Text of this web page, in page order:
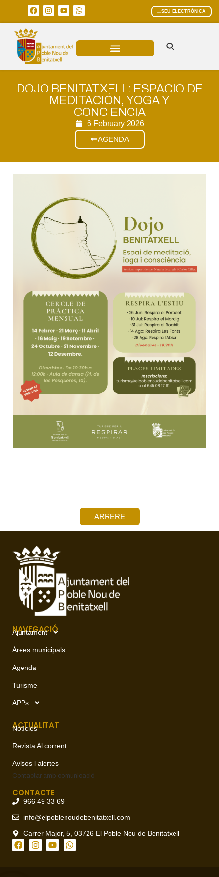
SEU ELECTRÒNICA
DOJO BENITATXELL: ESPACIO DE
MEDITACIÓN, YOGA Y
CONCIENCIA
6 February 2026
AGENDA
ARRERE
NAVEGACIÓ
Ajuntament
Àrees municipals
Agenda
Turisme
APPs
ACTUALITAT
Notícies
Revista Al corrent
Avisos i alertes
Contactar amb comunicació
CONTACTE
966 49 33 69
info@elpoblenoudebenitatxell.com
Carrer Major, 5, 03726 El Poble Nou de Benitatxell